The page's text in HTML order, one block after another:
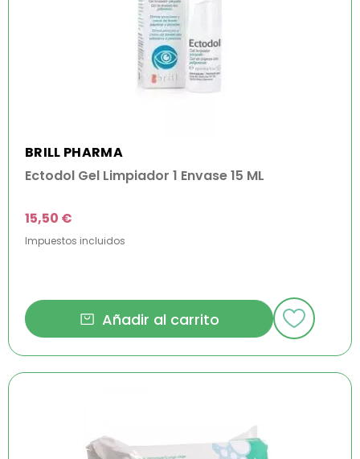
BRILL PHARMA
Ectodol Gel Limpiador 1 Envase 15 ML
15,50 €
Impuestos incluidos
Añadir al carrito